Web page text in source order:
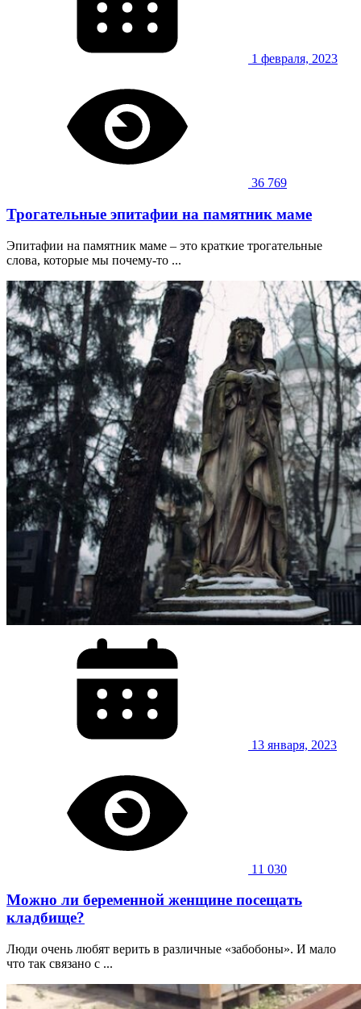
1 февраля, 2023
36 769
Трогательные эпитафии на памятник маме
Эпитафии на памятник маме – это краткие трогательные
слова, которые мы почему-то ...
13 января, 2023
11 030
Можно ли беременной женщине посещать
кладбище?
Люди очень любят верить в различные «забобоны». И мало
что так связано с ...